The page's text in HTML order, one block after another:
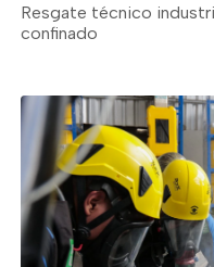
Resgate técnico
confinado